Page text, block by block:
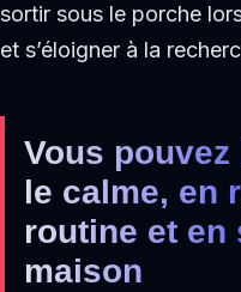
sortir sous le porche
et s’éloigner à la
Vous pouvez
le calme, en
routine et en
maison